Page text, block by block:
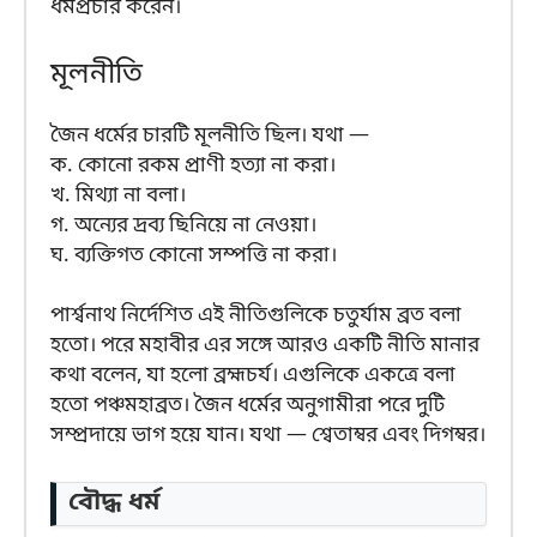
ধর্মপ্রচার করেন।
মূলনীতি
জৈন ধর্মের চারটি মূলনীতি ছিল। যথা —
ক. কোনো রকম প্রাণী হত্যা না করা।
খ. মিথ্যা না বলা।
গ. অন্যের দ্রব্য ছিনিয়ে না নেওয়া।
ঘ. ব্যক্তিগত কোনো সম্পত্তি না করা।
পার্শ্বনাথ নির্দেশিত এই নীতিগুলিকে চতুর্যাম ব্রত বলা
হতো। পরে মহাবীর এর সঙ্গে আরও একটি নীতি মানার
কথা বলেন, যা হলো ব্রহ্মচর্য। এগুলিকে একত্রে বলা
হতো পঞ্চমহাব্রত। জৈন ধর্মের অনুগামীরা পরে দুটি
সম্প্রদায়ে ভাগ হয়ে যান। যথা — শ্বেতাম্বর এবং দিগম্বর।
বৌদ্ধ ধর্ম